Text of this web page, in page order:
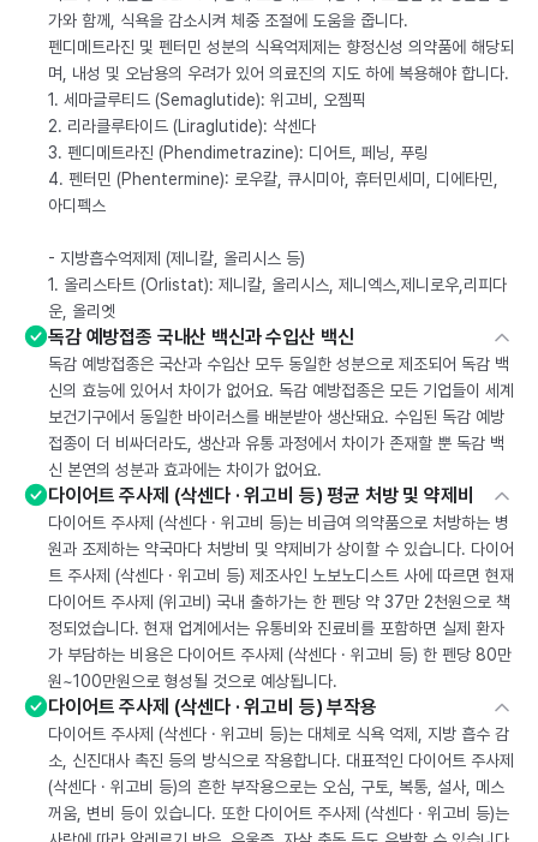
가와 함께, 식욕을 감소시켜 체중 조절에 도움을 줍니다.
펜디메트라진 및 펜터민 성분의 식욕억제제는 향정신성 의약품에 해당되
며, 내성 및 오남용의 우려가 있어 의료진의 지도 하에 복용해야 합니다.
1. 세마글루티드 (Semaglutide): 위고비, 오젬픽
2. 리라클루타이드 (Liraglutide): 삭센다
3. 펜디메트라진 (Phendimetrazine): 디어트, 페닝, 푸링
4. 펜터민 (Phentermine): 로우칼, 큐시미아, 휴터민세미, 디에타민,
아디펙스
- 지방흡수억제제 (제니칼, 올리시스 등)
1. 올리스타트 (Orlistat): 제니칼, 올리시스, 제니엑스,제니로우,리피다
운, 올리엣
독감 예방접종 국내산 백신과 수입산 백신
독감 예방접종은 국산과 수입산 모두 동일한 성분으로 제조되어 독감 백
신의 효능에 있어서 차이가 없어요. 독감 예방접종은 모든 기업들이 세계
보건기구에서 동일한 바이러스를 배분받아 생산돼요. 수입된 독감 예방
접종이 더 비싸더라도, 생산과 유통 과정에서 차이가 존재할 뿐 독감 백
신 본연의 성분과 효과에는 차이가 없어요.
다이어트 주사제 (삭센다 · 위고비 등) 평균 처방 및 약제비
다이어트 주사제 (삭센다 · 위고비 등)는 비급여 의약품으로 처방하는 병
원과 조제하는 약국마다 처방비 및 약제비가 상이할 수 있습니다. 다이어
트 주사제 (삭센다 · 위고비 등) 제조사인 노보노디스트 사에 따르면 현재
다이어트 주사제 (위고비) 국내 출하가는 한 펜당 약 37만 2천원으로 책
정되었습니다. 현재 업계에서는 유통비와 진료비를 포함하면 실제 환자
가 부담하는 비용은 다이어트 주사제 (삭센다 · 위고비 등) 한 펜당 80만
원~100만원으로 형성될 것으로 예상됩니다.
다이어트 주사제 (삭센다 · 위고비 등) 부작용
다이어트 주사제 (삭센다 · 위고비 등)는 대체로 식욕 억제, 지방 흡수 감
소, 신진대사 촉진 등의 방식으로 작용합니다. 대표적인 다이어트 주사제
(삭센다 · 위고비 등)의 흔한 부작용으로는 오심, 구토, 복통, 설사, 메스
꺼움, 변비 등이 있습니다. 또한 다이어트 주사제 (삭센다 · 위고비 등)는